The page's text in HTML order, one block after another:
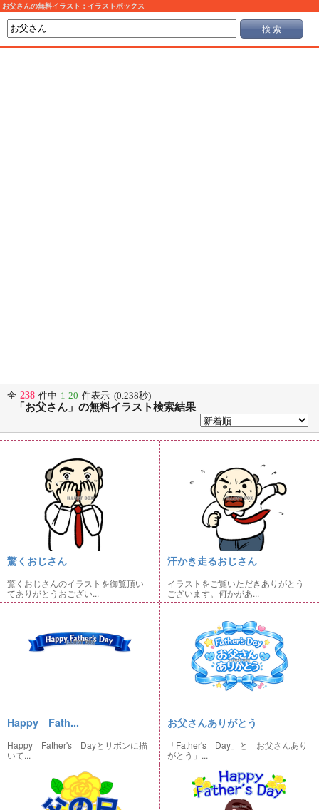
お父さんの無料イラスト：イラストボックス
検 索
全 238 件中 1-20 件表示 (0.238秒)
「お父さん」の無料イラスト検索結果
驚くおじさん
驚くおじさんのイラストを御覧頂い
てありがとうおござい...
汗かき走るおじさん
イラストをご覧いただきありがとう
ございます。何かがあ...
Happy Fath...
Happy Father's Dayとリボンに描
いて...
お父さんありがとう
「Father's Day」と「お父さんあり
がとう」...